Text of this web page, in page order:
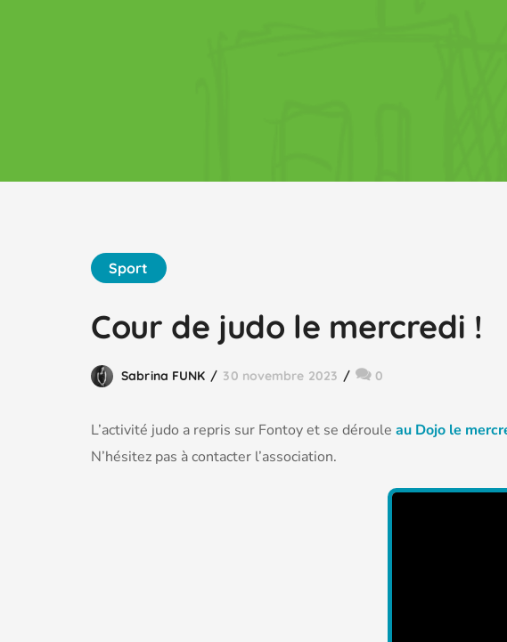
Sport
Cour de judo le mercredi !
Sabrina FUNK 30 novembre 2023 0
L’activité judo a repris sur Fontoy et se déroule au Dojo le
N’hésitez pas à contacter l’association.